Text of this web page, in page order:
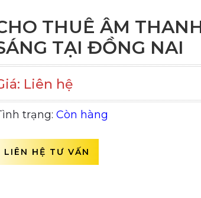
THUÊ ÂM
TẠI ĐỒNG NAI
Liên hệ
trạng: Còn hàng
LIÊN HỆ TƯ VẤN